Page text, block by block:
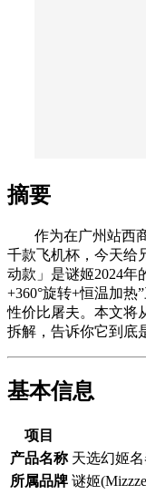
摘要
作为在广州站西
千款飞机杯，今天给
动款」是谜姬2024年
+360°旋转+恒温加热
性价比屠夫。本文将
拆解，告诉你它到底
基本信息
项目
产品名称 天选幻姬
所属品牌 谜姬